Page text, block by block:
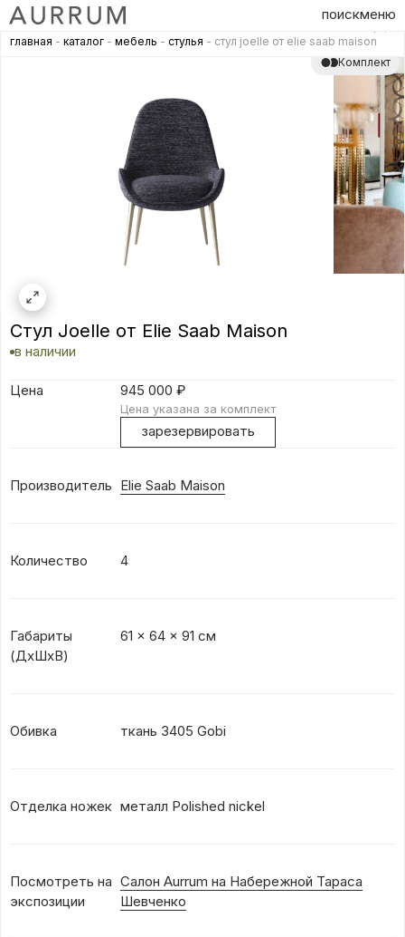
поискменю
главная - каталог - мебель - стулья - стул joelle от elie saab maison
Комплект
Стул Joelle от Elie Saab Maison
в наличии
Цена 945 000 ₽
Цена указана за комплект
зарезервировать
Производитель Elie Saab Maison
Количество 4
Габариты
(ДхШхВ)
61 x 64 x 91 см
Обивка ткань 3405 Gobi
Отделка ножек металл Polished nickel
Посмотреть на
экспозиции
Салон Aurrum на Набережной Тараса
Шевченко